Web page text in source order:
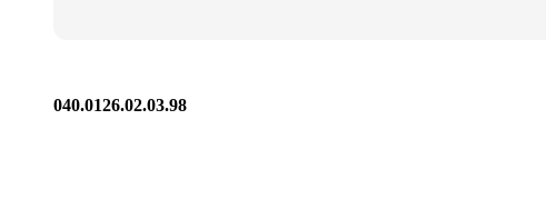
040.0126.02.03.98